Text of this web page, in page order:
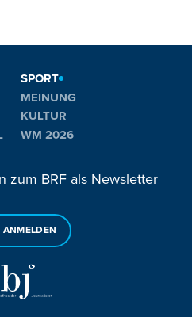
SPORT
MEINUNG
KULTUR
WM 2026
zum BRF als Newsletter
ANMELDEN